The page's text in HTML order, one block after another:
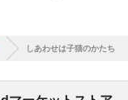
しあわせは子猫のかたち